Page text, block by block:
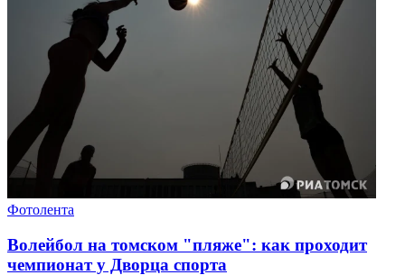
Фотолента
Волейбол на томском "пляже": как проходит
чемпионат у Дворца спорта